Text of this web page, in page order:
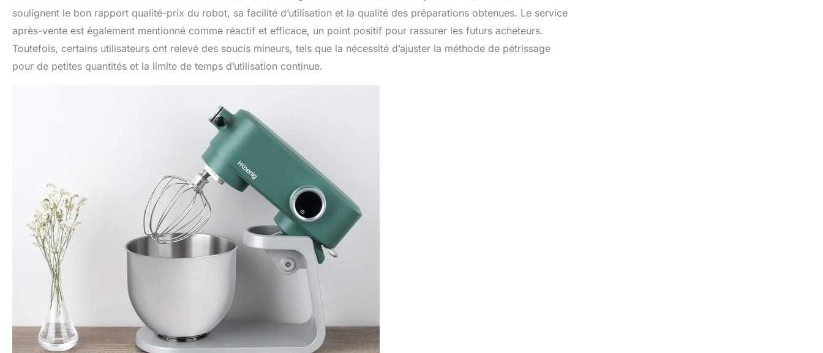
soulignent le bon rapport qualité-prix du robot, sa facilité d’utilisation et la qualité des préparations obtenues. Le service
après-vente est également mentionné comme réactif et efficace, un point positif pour rassurer les futurs acheteurs.
Toutefois, certains utilisateurs ont relevé des soucis mineurs, tels que la nécessité d’ajuster la méthode de pétrissage
pour de petites quantités et la limite de temps d’utilisation continue.